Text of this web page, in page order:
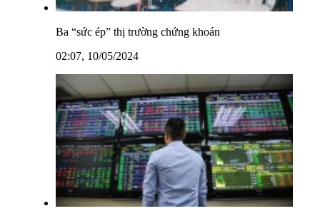
Ba “sức ép” thị trường chứng khoán
02:07, 10/05/2024